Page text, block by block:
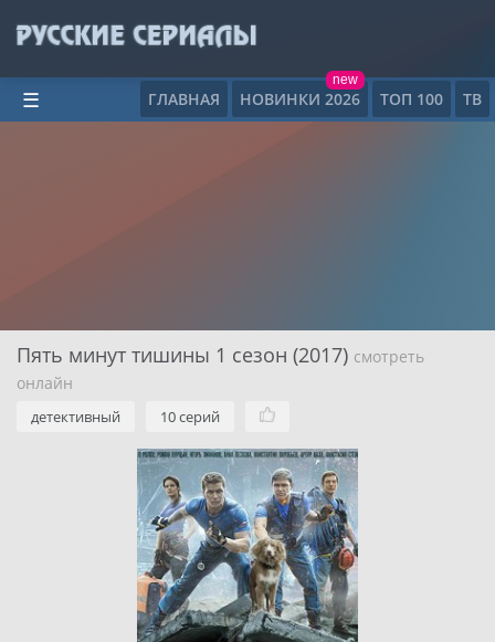
ГЛАВНАЯ НОВИНКИ 2026
new
ТОП 100 ТВ
☰
Пять минут тишины 1 сезон (2017) смотреть
онлайн
детективный 10 серий